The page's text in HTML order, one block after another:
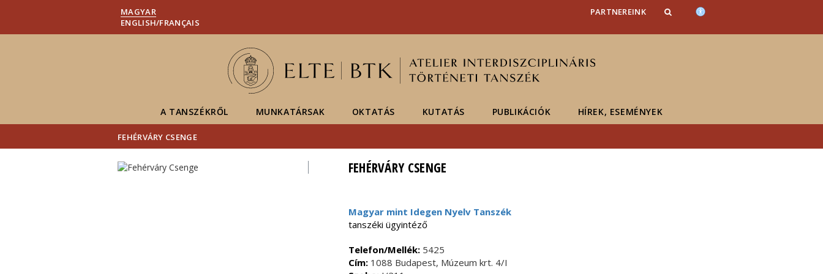
sajtóban
MAGYAR
ENGLISH/FRANÇAIS
PARTNEREINK
A TANSZÉKRŐL MUNKATÁRSAK OKTATÁS KUTATÁS PUBLIKÁCIÓK HÍREK, ESEMÉNYEK
FEHÉRVÁRY CSENGE
FEHÉRVÁRY CSENGE
Magyar mint Idegen Nyelv Tanszék
tanszéki ügyintéző
Telefon/Mellék:5425
Cím:1088 Budapest, Múzeum krt. 4/I